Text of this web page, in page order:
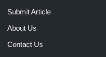
Submit Article
About Us
Contact Us